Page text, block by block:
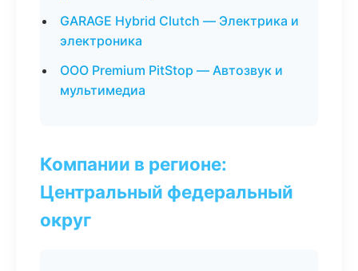
GARAGE Hybrid Clutch — Электрика и
электроника
ООО Premium PitStop — Автозвук и
мультимедиа
Компании в регионе:
Центральный федеральный
округ